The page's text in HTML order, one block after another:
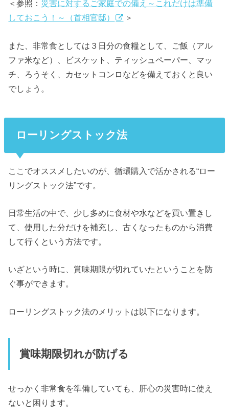
＜参照： 災害に対するご家庭での備え～これだけは準備
しておこう！～（首相官邸）
＞
また、非常食としては３日分の食糧として、ご飯（アル
ファ米など）、ビスケット、ティッシュペーパー、マッ
チ、ろうそく、カセットコンロなどを備えておくと良い
でしょう。
ローリングストック法
ここでオススメしたいのが、循環購入で活かされる“ロー
リングストック法”です。
日常生活の中で、少し多めに食材や水などを買い置きし
て、使用した分だけを補充し、古くなったものから消費
して行くという方法です。
いざという時に、賞味期限が切れていたということを防
ぐ事ができます。
ローリングストック法のメリットは以下になります。
賞味期限切れが防げる
せっかく非常食を準備していても、肝心の災害時に使え
ないと困ります。